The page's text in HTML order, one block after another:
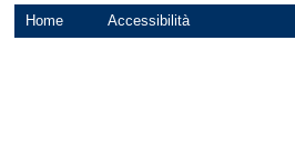
Home Accessibilità